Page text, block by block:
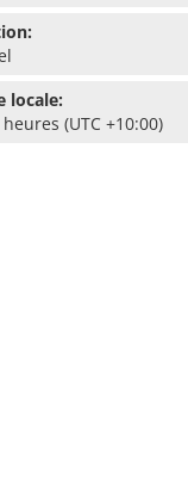
locale:
(UTC +10:00)